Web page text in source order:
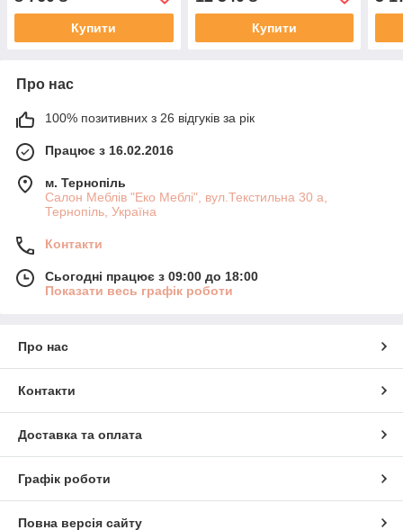
Купити Купити
Про нас
100% позитивних з 26 відгуків за рік
Працює з 16.02.2016
м. Тернопіль
Салон Меблів "Еко Меблі", вул.Текстильна 30 а,
Тернопіль, Україна
Контакти
Сьогодні працює з 09:00 до 18:00
Показати весь графік роботи
Про нас
Контакти
Доставка та оплата
Графік роботи
Повна версія сайту